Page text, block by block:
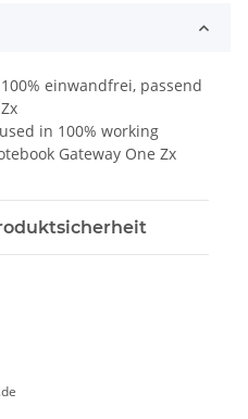
einwandfrei, passend
in 100% working
Gateway One Zx